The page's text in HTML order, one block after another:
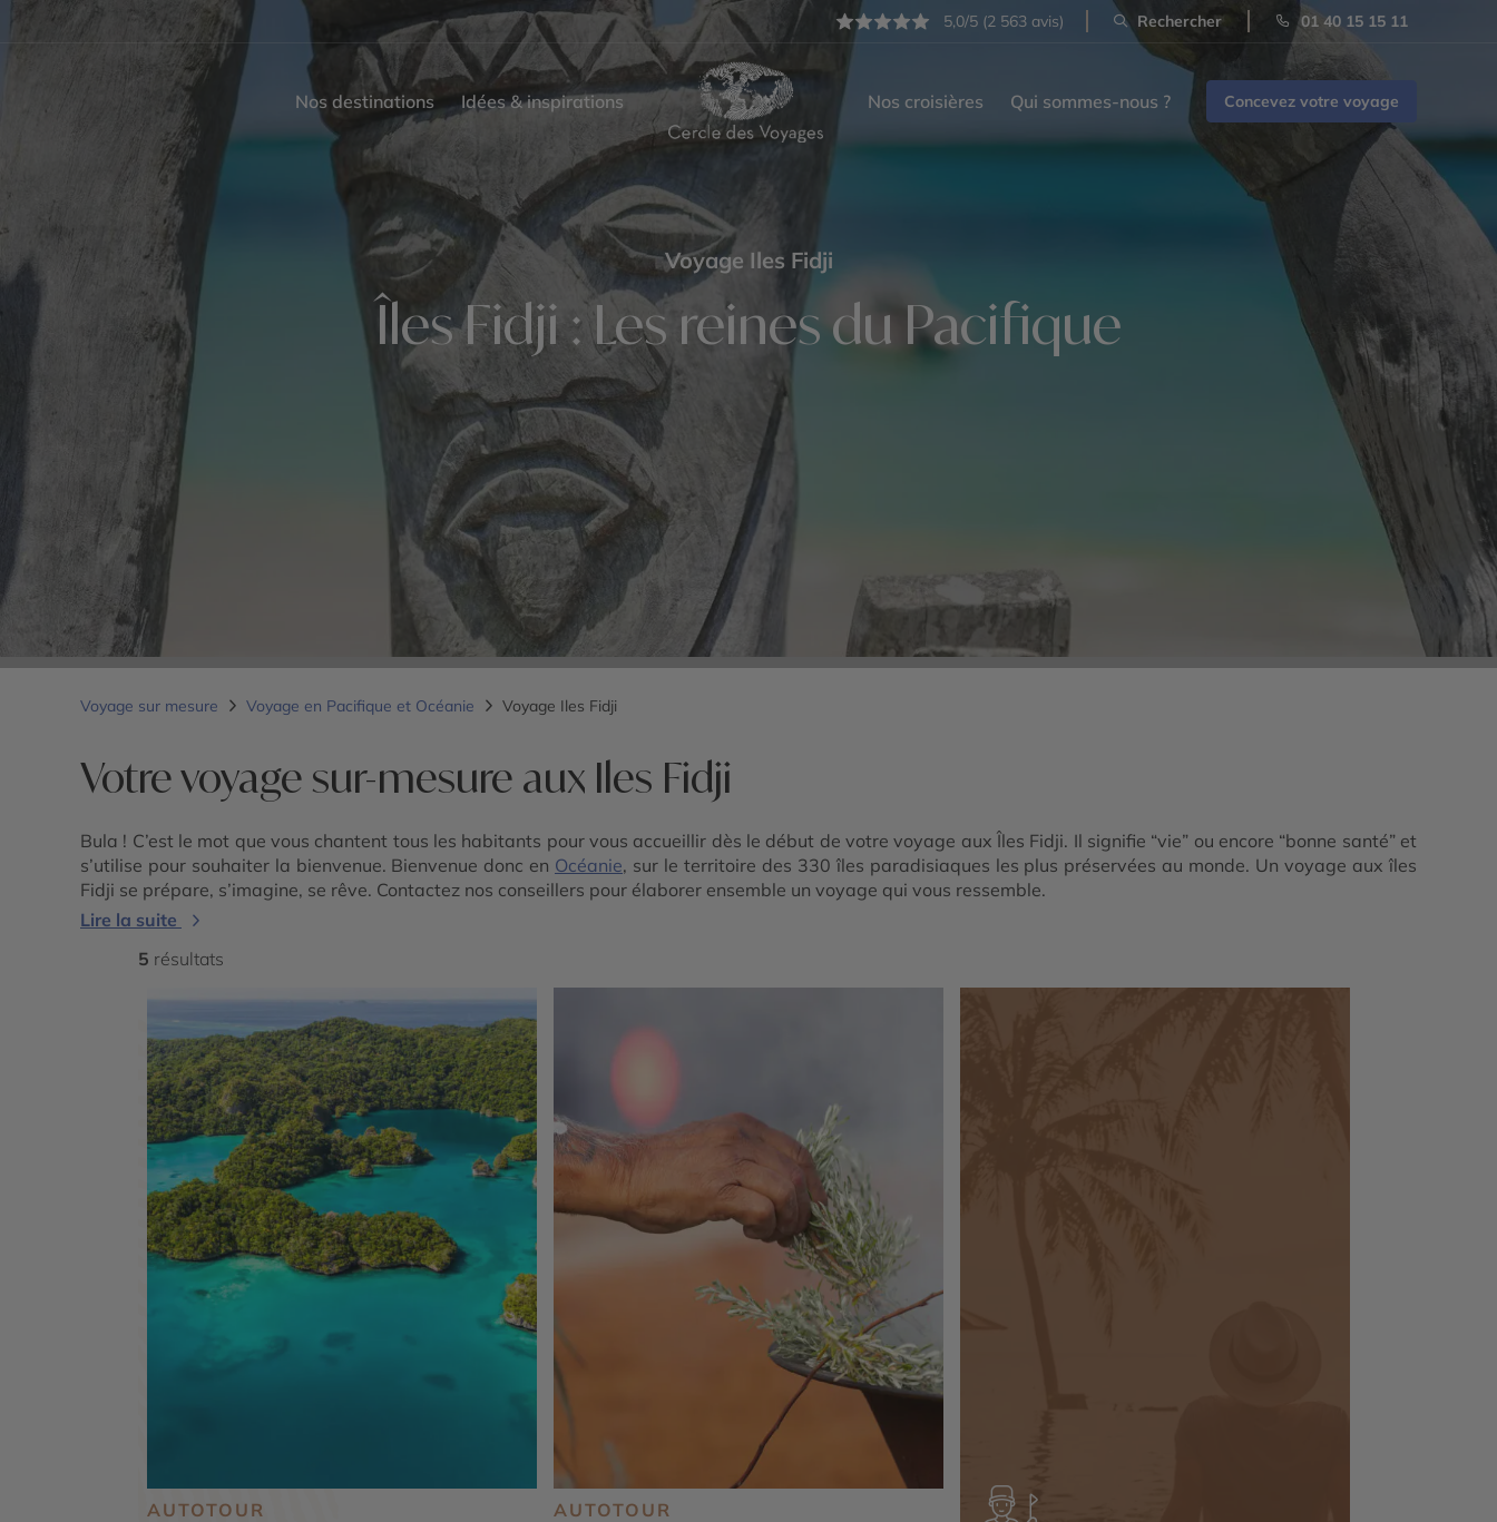
5,0/5 (2 563 avis) Rechercher 01 40 15 15 11
Nos destinations Idées & inspirations Nos croisières Qui sommes-nous ? Concevez votre voyage
Voyage Iles Fidji
Îles Fidji : Les reines du Pacifique
Voyage sur mesure Voyage en Pacifique et Océanie Voyage Iles Fidji
Votre voyage sur-mesure aux Iles Fidji
Bula ! C’est le mot que vous chantent tous les habitants pour vous accueillir dès le début de votre voyage aux Îles Fidji. Il signifie “vie” ou encore “bonne santé” et
s’utilise pour souhaiter la bienvenue. Bienvenue donc en Océanie, sur le territoire des 330 îles paradisiaques les plus préservées au monde. Un voyage aux îles
Fidji se prépare, s’imagine, se rêve. Contactez nos conseillers pour élaborer ensemble un voyage qui vous ressemble.
Lire la suite
5 résultats
AUTOTOUR AUTOTOUR